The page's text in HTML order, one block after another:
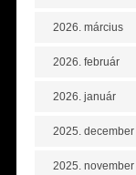
2026. március
2026. február
2026. január
2025. december
2025. november